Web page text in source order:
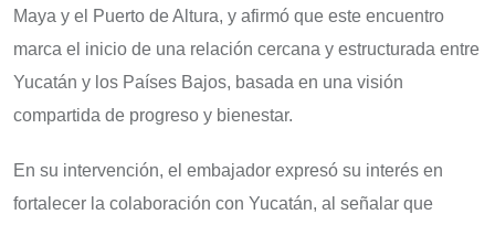
Maya y el Puerto de Altura, y afirmó que este encuentro
marca el inicio de una relación cercana y estructurada entre
Yucatán y los Países Bajos, basada en una visión
compartida de progreso y bienestar.
En su intervención, el embajador expresó su interés en
fortalecer la colaboración con Yucatán, al señalar que